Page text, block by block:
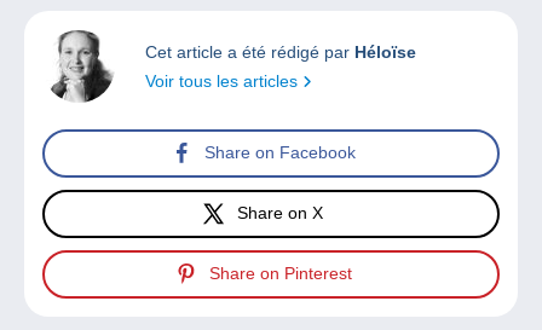
Cet article a été rédigé par Héloïse
Voir tous les articles
Share on Facebook
Share on X
Share on Pinterest